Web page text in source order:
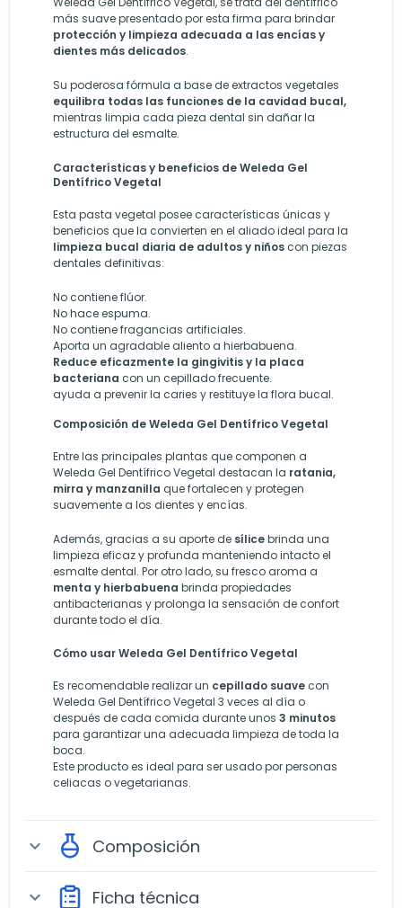
más suave presentado por esta firma para brindar
protección y limpieza adecuada a las encías y
dientes más delicados.
Su poderosa fórmula a base de extractos vegetales
equilibra todas las funciones de la cavidad bucal,
mientras limpia cada pieza dental sin dañar la
estructura del esmalte.
Características y beneficios de Weleda Gel
Dentífrico Vegetal
Esta pasta vegetal posee características únicas y
beneficios que la convierten en el aliado ideal para la
limpieza bucal diaria de adultos y niños con piezas
dentales definitivas:
No contiene flúor.
No hace espuma.
No contiene fragancias artificiales.
Aporta un agradable aliento a hierbabuena.
Reduce eficazmente la gingivitis y la placa
bacteriana con un cepillado frecuente.
ayuda a prevenir la caries y restituye la flora bucal.
Composición de Weleda Gel Dentífrico Vegetal
Entre las principales plantas que componen a
Weleda Gel Dentífrico Vegetal destacan la ratania,
mirra y manzanilla que fortalecen y protegen
suavemente a los dientes y encías.
Además, gracias a su aporte de sílicebrinda una
limpieza eficaz y profunda manteniendo intacto el
esmalte dental. Por otro lado, su fresco aroma a
menta y hierbabuena brinda propiedades
antibacterianas y prolonga la sensación de confort
durante todo el día.
Cómo usar Weleda Gel Dentífrico Vegetal
Es recomendable realizar un cepillado suave con
Weleda Gel Dentífrico Vegetal 3 veces al día o
después de cada comida durante unos 3 minutos
para garantizar una adecuada limpieza de toda la
boca.
Este producto es ideal para ser usado por personas
celiacas o vegetarianas.
expand_more Composición
expand_more Ficha técnica